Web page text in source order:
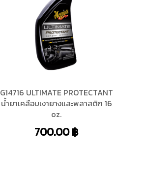
G14716 ULTIMATE PROTECTANT
น้ำยาเคลือบเงายางและพลาสติก 16
oz.
700.00฿